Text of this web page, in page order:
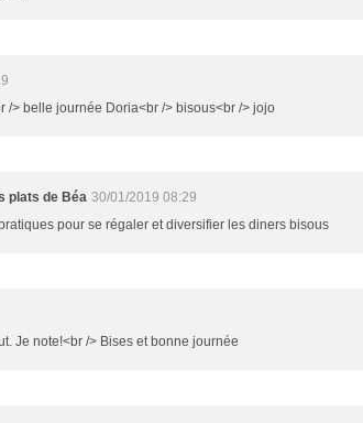
/> belle journée Doria<br /> bisous<br /> jojo
plats de Béa 30/01/2019 08:29
pour se régaler et diversifier les diners bisous
Je note!<br /> Bises et bonne journée